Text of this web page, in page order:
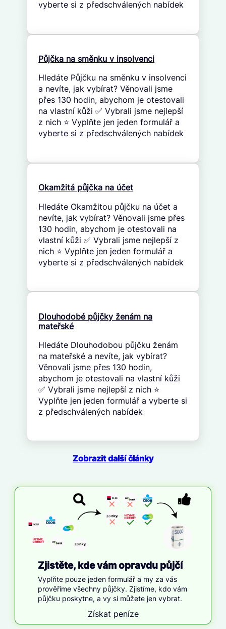
vyberte si z předschválených nabídek
Půjčka na směnku v insolvenci
Hledáte Půjčku na směnku v insolvenci
a nevíte, jak vybírat? Věnovali jsme
přes 130 hodin, abychom je otestovali
na vlastní kůži ✅ Vybrali jsme nejlepší
z nich ⭐ Vyplňte jen jeden formulář a
vyberte si z předschválených nabídek
Okamžitá půjčka na účet
Hledáte Okamžitou půjčku na účet a
nevíte, jak vybírat? Věnovali jsme přes
130 hodin, abychom je otestovali na
vlastní kůži ✅ Vybrali jsme nejlepší z
nich ⭐ Vyplňte jen jeden formulář a
vyberte si z předschválených nabídek
Dlouhodobé půjčky ženám na
mateřské
Hledáte Dlouhodobou půjčku ženám
na mateřské a nevíte, jak vybírat?
Věnovali jsme přes 130 hodin,
abychom je otestovali na vlastní kůži
✅ Vybrali jsme nejlepší z nich ⭐
Vyplňte jen jeden formulář a vyberte si
z předschválených nabídek
Zobrazit další články
Zjistěte, kde vám opravdu půjčí
Vyplňte pouze jeden formulář a my za vás
prověříme všechny půjčky. Zjistíme, kdo vám
půjčku poskytne, a vy si můžete jen vybrat.
Získat peníze